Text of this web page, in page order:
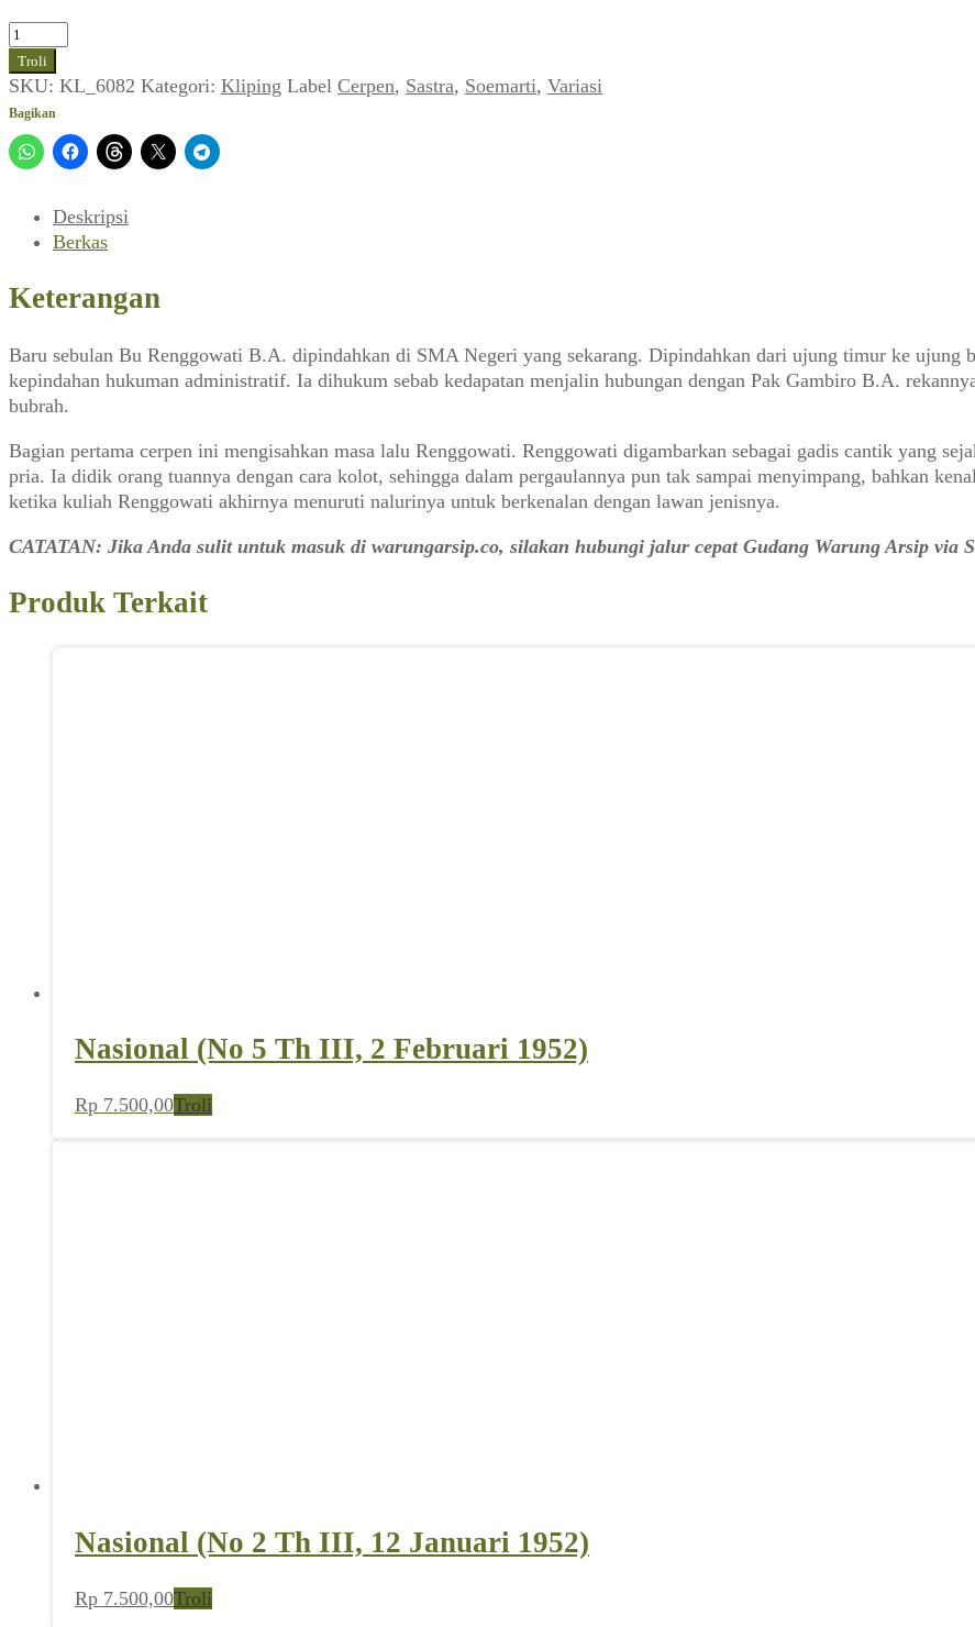
Kuantitas
Soemarti
~
Bu
Renggowati
B.A.
Oktober
Troli
SKU: KL_6082 Kategori: Kliping Label Cerpen, Sastra, Soemarti, Variasi
Bagikan
Deskripsi
Berkas
Keterangan
Baru sebulan Bu Renggowati B.A. dipindahkan di SMA Negeri yang sekarang. Dipindahkan dari ujung timur ke ujung
kepindahan hukuman administratif. Ia dihukum sebab kedapatan menjalin hubungan dengan Pak Gambiro B.A.
bubrah.
Bagian pertama cerpen ini mengisahkan masa lalu Renggowati. Renggowati digambarkan sebagai gadis cantik yang
pria. Ia didik orang tuannya dengan cara kolot, sehingga dalam pergaulannya pun tak sampai menyimpang, bahkan
ketika kuliah Renggowati akhirnya menuruti nalurinya untuk berkenalan dengan lawan jenisnya.
CATATAN: Jika Anda sulit untuk masuk di warungarsip.co, silakan hubungi jalur cepat Gudang Warung Arsip via
Produk Terkait
Nasional (No 5 Th III, 2 Februari 1952)
Rp 7.500,00Troli
Nasional (No 2 Th III, 12 Januari 1952)
Rp 7.500,00Troli